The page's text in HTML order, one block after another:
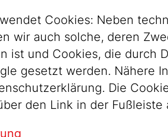
umfassen zu einem
sowie den weiteren
Institution. Dies
Cookies: Neben
wir auch solche, deren
ist und Cookies, die durch
gesetzt werden. Nähere
Die
den Link in der Fußleiste